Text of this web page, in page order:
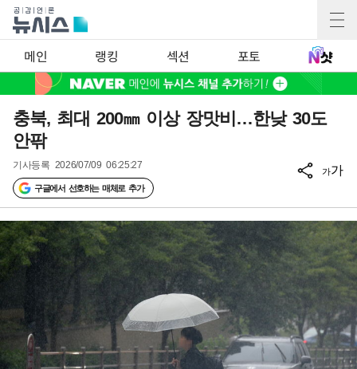
메인 랭킹 섹션 포토
충북, 최대 200㎜ 이상 장맛비…한낮 30도
안팎
기사등록 2026/07/09 06:25:27
구글에서 선호하는 매체로 추가
가가